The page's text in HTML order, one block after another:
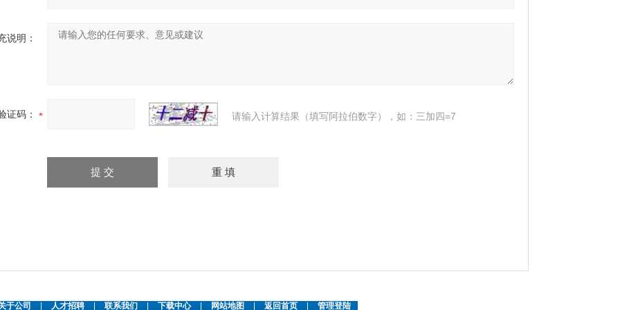
说明：
证码： 请输入计算结果（填写阿拉伯数字），如：三加四=7
于公司 人才招聘 联系我们 下载中心 网站地图 返回首页 管理登陆